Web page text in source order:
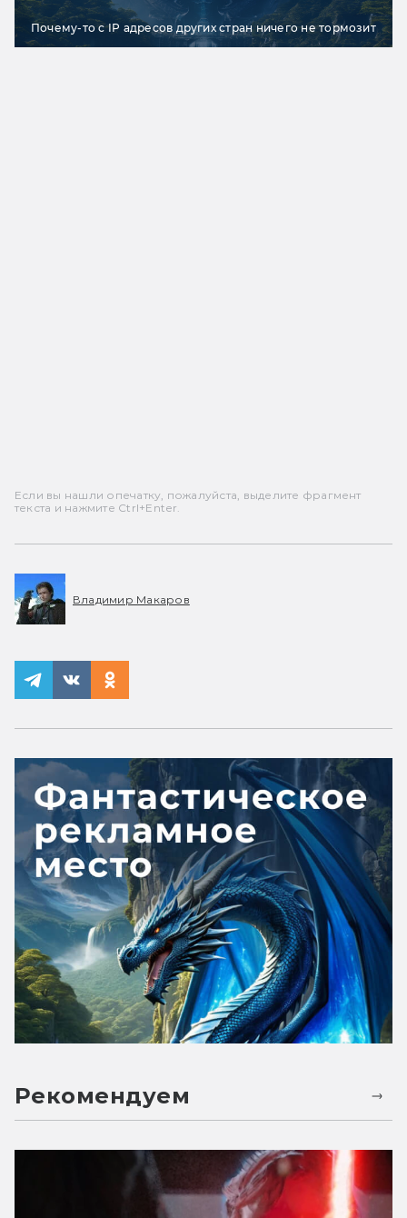
Почему-то с IP адресов других стран ничего не тормозит
Если вы нашли опечатку, пожалуйста, выделите фрагмент
текста и нажмите Ctrl+Enter.
Владимир Макаров
Рекомендуем